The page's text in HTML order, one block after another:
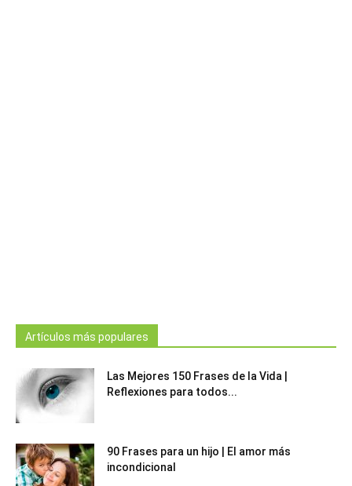
Artículos más populares
Las Mejores 150 Frases de la Vida |
Reflexiones para todos...
90 Frases para un hijo | El amor más
incondicional